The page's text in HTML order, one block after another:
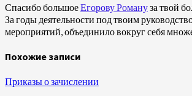
Спасибо большоеЕгорову Романуза твой
За годы деятельности под твоим
мероприятий, объединило вокруг себя
Похожие записи
Приказы о зачислении